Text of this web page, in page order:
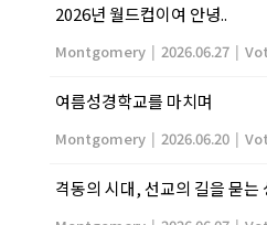
2026년 월드컵이여 안녕..
Montgomery | 2026.06.27 |
여름성경학교를 마치며
Montgomery | 2026.06.20 |
격동의 시대, 선교의 길을 묻는